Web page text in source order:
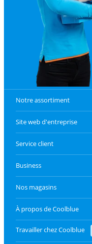
Notre assortiment
Site web d'entreprise
Service client
Business
Nos magasins
À propos de Coolblue
Travailler chez Coolblue